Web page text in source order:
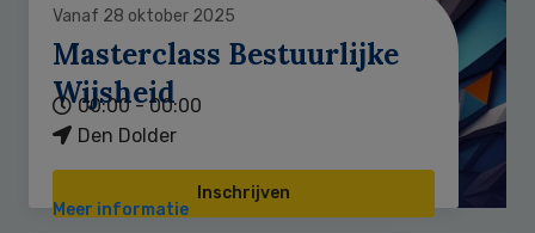
Vanaf 28 oktober 2025
Masterclass Bestuurlijke
Wijsheid
00:00 - 00:00
Den Dolder
Inschrijven
Meer informatie